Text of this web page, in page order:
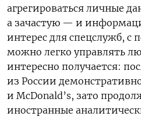
агрегироваться личные
а зачастую — и
интерес для спецслужб,
можно легко управлять
интересно получается:
из России
и McDonald’s, зато
иностранные